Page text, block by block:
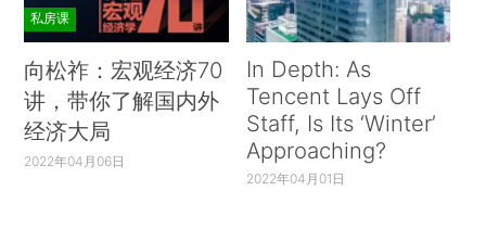
私房课
向松祚：宏观经济70
讲，带你了解国内外
经济大局
2022年04月06日
In Depth: As
Tencent Lays Off
Staff, Is Its ‘Winter’
Approaching?
2022年04月01日